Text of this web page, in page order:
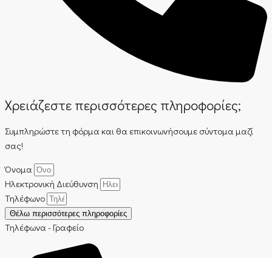
Χρειάζεστε περισσότερες πληροφορίες;
Συμπληρώστε τη φόρμα και θα επικοινωνήσουμε σύντομα μαζί
σας!
Όνομα
Ηλεκτρονική Διεύθυνση
Τηλέφωνο
Θέλω περισσότερες πληροφορίες
Τηλέφωνα - Γραφείο